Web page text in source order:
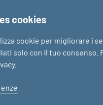
cookies
cookie per migliorare i
solo con il tuo
.